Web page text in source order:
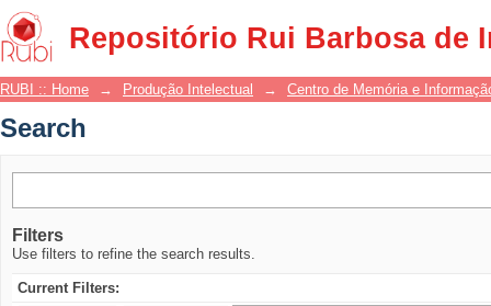
Repositório Rui Barbosa de
Search
RUBI :: Home → Produção Intelectual → Centro de Memória e
Search
Filters
Use filters to refine the search results.
Current Filters: